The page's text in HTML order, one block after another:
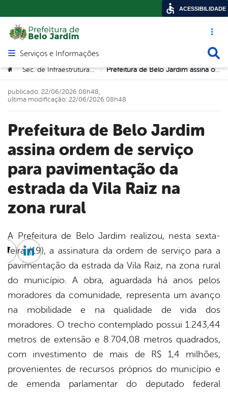
Acesso
Abrir menu principal de navegação
Serviços e Informações
Você está aqui:
> Sec. de Infraestrutura e Urbanismo > Prefeitura de Belo Jardim assina ordem de serviço para pavimentação da estrada da Vila Raiz na zona rural
Prefeitura de Belo Jardim
assina ordem de serviço
para pavimentação da
estrada da Vila Raiz na
zona rural
publicado: 22/06/2026 08h48,
última modificação: 22/06/2026 08h48
A Prefeitura de Belo Jardim realizou, nesta sexta-
feira (19), a assinatura da ordem de serviço para a
pavimentação da estrada da Vila Raiz, na zona rural
do município. A obra, aguardada há anos pelos
moradores da comunidade, representa um avanço
na mobilidade e na qualidade de vida dos
moradores. O trecho contemplado possui 1.243,44
metros de extensão e 8.704,08 metros quadrados,
com investimento de mais de R$ 1,4 milhões,
provenientes de recursos próprios do município e
de emenda parlamentar do deputado federal
Twitter
Linkedin
ACESSIBILIDADE